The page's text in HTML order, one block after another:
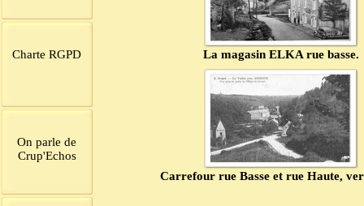
Charte RGPD
On parle de
Crup'Echos
La magasin ELKA rue basse.
Carrefour rue Basse et rue Haute,